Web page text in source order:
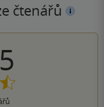
čtenářů
5